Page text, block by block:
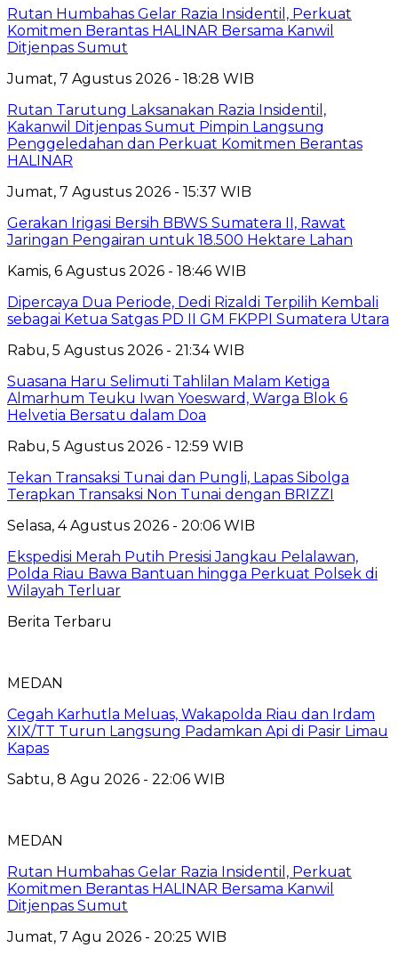
Rutan Humbahas Gelar Razia Insidentil, Perkuat
Komitmen Berantas HALINAR Bersama Kanwil
Ditjenpas Sumut
Jumat, 7 Agustus 2026 - 18:28 WIB
Rutan Tarutung Laksanakan Razia Insidentil,
Kakanwil Ditjenpas Sumut Pimpin Langsung
Penggeledahan dan Perkuat Komitmen Berantas
HALINAR
Jumat, 7 Agustus 2026 - 15:37 WIB
Gerakan Irigasi Bersih BBWS Sumatera II, Rawat
Jaringan Pengairan untuk 18.500 Hektare Lahan
Kamis, 6 Agustus 2026 - 18:46 WIB
Dipercaya Dua Periode, Dedi Rizaldi Terpilih Kembali
sebagai Ketua Satgas PD II GM FKPPI Sumatera Utara
Rabu, 5 Agustus 2026 - 21:34 WIB
Suasana Haru Selimuti Tahlilan Malam Ketiga
Almarhum Teuku Iwan Yoesward, Warga Blok 6
Helvetia Bersatu dalam Doa
Rabu, 5 Agustus 2026 - 12:59 WIB
Tekan Transaksi Tunai dan Pungli, Lapas Sibolga
Terapkan Transaksi Non Tunai dengan BRIZZI
Selasa, 4 Agustus 2026 - 20:06 WIB
Ekspedisi Merah Putih Presisi Jangkau Pelalawan,
Polda Riau Bawa Bantuan hingga Perkuat Polsek di
Wilayah Terluar
Berita Terbaru
MEDAN
Cegah Karhutla Meluas, Wakapolda Riau dan Irdam
XIX/TT Turun Langsung Padamkan Api di Pasir Limau
Kapas
Sabtu, 8 Agu 2026 - 22:06 WIB
MEDAN
Rutan Humbahas Gelar Razia Insidentil, Perkuat
Komitmen Berantas HALINAR Bersama Kanwil
Ditjenpas Sumut
Jumat, 7 Agu 2026 - 20:25 WIB